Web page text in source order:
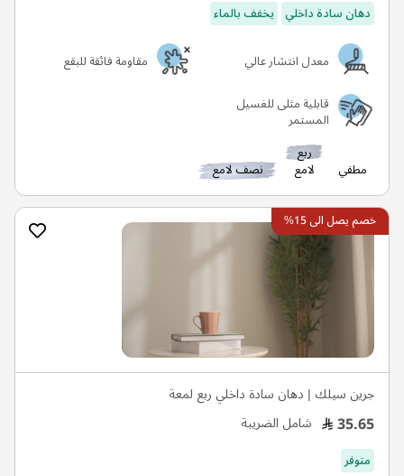
دهان سادة داخلي يخفف بالماء
معدل انتشار عالي
مقاومة فائقة للبقع
قابلية مثلى للغسيل
المستمر
مطفي
ربع
لامع نصف لامع
خصم يصل الى 15%
جرين سيلك | دهان سادة داخلي ربع لمعة
35.65 شامل الضريبة
متوفر